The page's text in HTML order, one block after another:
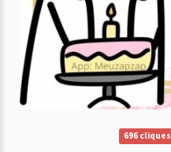
696 cliques